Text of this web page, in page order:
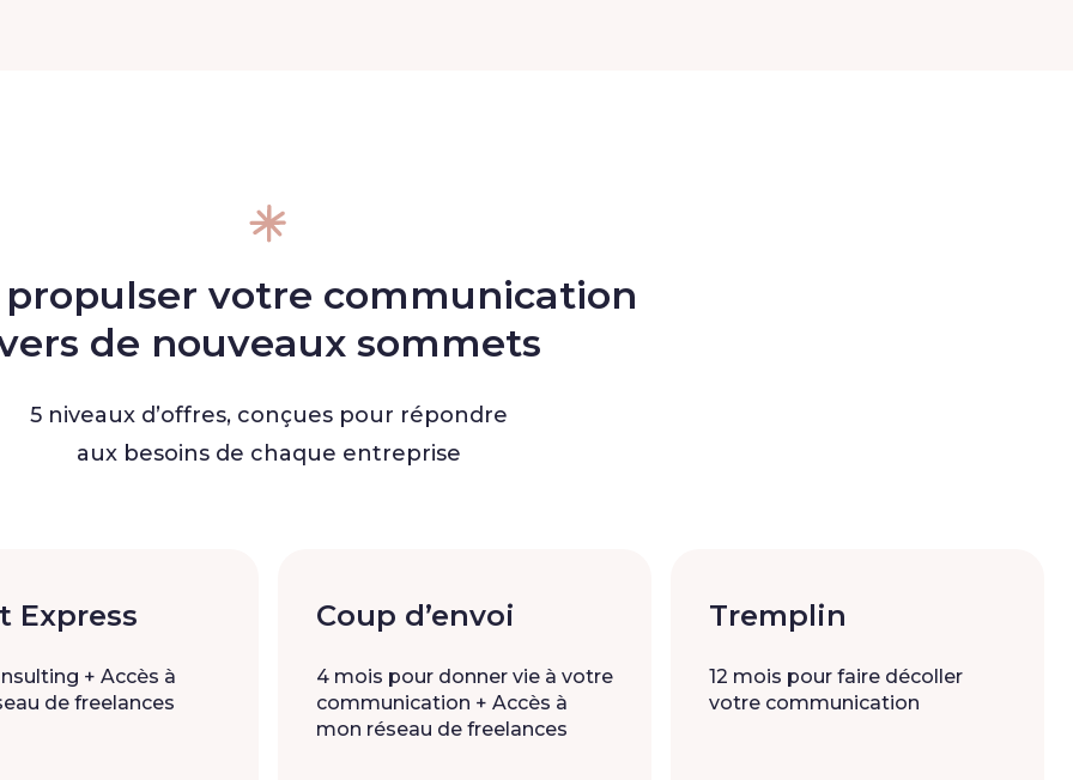
votre communication
de nouveaux sommets
5 niveaux d’offres, conçues pour répondre
aux besoins de chaque entreprise
Express
+ Accès à
de freelances
Coup d’envoi
4 mois pour donner vie à votre
communication + Accès à
mon réseau de freelances
Tremplin
12 mois pour faire décoller
votre communication